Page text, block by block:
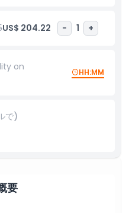
までにないドバイ体験をお楽
US$ 204.22 - 1 +
on
HH:MM
で)
要